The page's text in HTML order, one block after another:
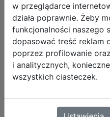
Paso Zestaw
Plecak
712 +
w przeglądarce
działa poprawnie. Żeby
funkcjonalności naszego
dopasować treść reklam
poprzez profilowanie
i analitycznych,
wszystkich ciasteczek.